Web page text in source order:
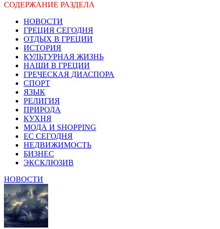
СОДЕРЖАНИЕ РАЗДЕЛА
НОВОСТИ
ГРЕЦИЯ СЕГОДНЯ
ОТДЫХ В ГРЕЦИИ
ИСТОРИЯ
КУЛЬТУРНАЯ ЖИЗНЬ
НАШИ В ГРЕЦИИ
ГРЕЧЕСКАЯ ДИАСПОРА
СПОРТ
ЯЗЫК
РЕЛИГИЯ
ПРИРОДА
КУХНЯ
МОДА И SHOPPING
ЕС СЕГОДНЯ
НЕДВИЖИМОСТЬ
БИЗНЕС
ЭКСКЛЮЗИВ
НОВОСТИ